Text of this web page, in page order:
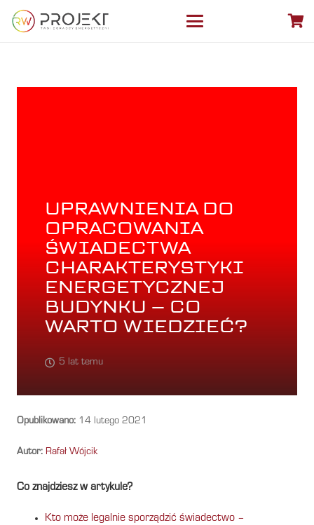
UPRAWNIENIA DO
OPRACOWANIA
ŚWIADECTWA
CHARAKTERYSTYKI
ENERGETYCZNEJ
BUDYNKU – CO
WARTO WIEDZIEĆ?
5 lat temu
Opublikowano: 14 lutego 2021
Autor: Rafał Wójcik
Co znajdziesz w artykule?
Kto może legalnie sporządzić świadectwo –